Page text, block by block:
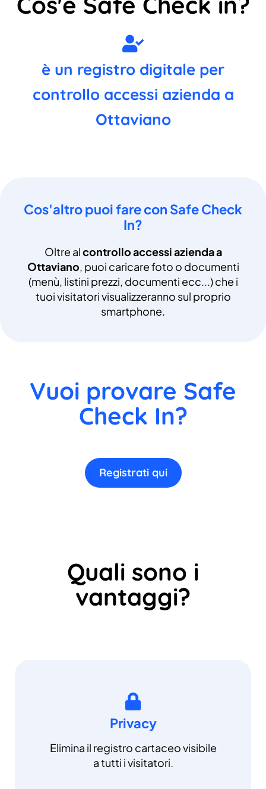
è un registro digitale per
controllo accessi azienda a
Ottaviano
Cos'altro puoi fare con Safe Check
In?
Oltre alcontrollo accessi azienda a
Ottaviano, puoi caricare foto o documenti
(menù, listini prezzi, documenti ecc...) che i
tuoi visitatori visualizzeranno sul proprio
smartphone.
Vuoi provare Safe
Check In?
Registrati qui
Quali sono i
vantaggi?
Privacy
Elimina il registro cartaceo visibile
a tutti i visitatori.